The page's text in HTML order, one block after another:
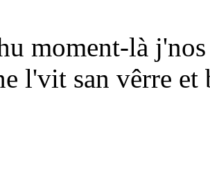
moment-là
l'vit san vêrre et